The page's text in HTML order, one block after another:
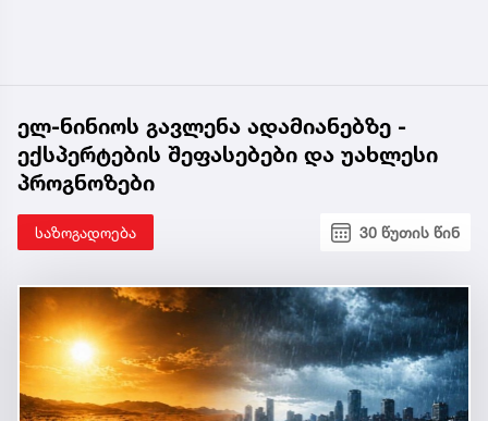
ელ-ნინიოს გავლენა ადამიანებზე -
ექსპერტების შეფასებები და უახლესი
პროგნოზები
საზოგადოება 30 წუთის წინ